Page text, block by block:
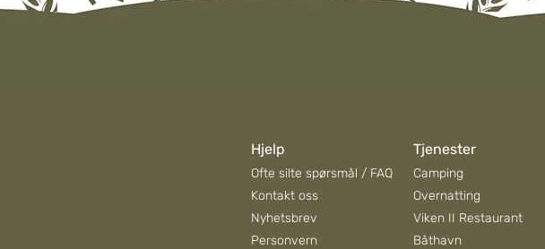
Hjelp
Ofte silte spørsmål / FAQ
Kontakt oss
Nyhetsbrev
Personvern
Tjenester
Camping
Overnatting
Viken II Restaurant
Båthavn